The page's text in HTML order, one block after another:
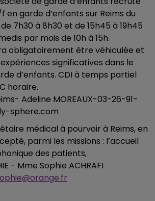
garde d’enfants sur Reims du
7h30 à 8h30 et de 15h45 à 19h45
par mois de 10h à 15h.
obligatoirement être véhiculée et
significatives dans le
d’enfants. CDI à temps partiel
horaire.
Adeline MOREAUX-03-26-91-
sphere.com
médical à pourvoir à Reims, en
parmi les missions : l’accueil
des patients,
- Mme Sophie ACHRAFI